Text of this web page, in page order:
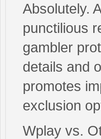
Absolutely.
punctilious
gambler
details and
promotes
exclusion
Wplay vs.